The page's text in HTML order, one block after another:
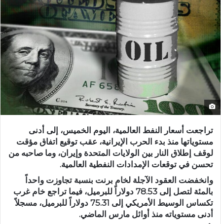
تراجعت أسعار النفط العالمية، اليوم الخميس، إلى أدنى
مستوياتها منذ بدء الحرب الإيرانية، عقب توقيع اتفاق مؤقت
لوقف إطلاق النار بين الولايات المتحدة وإيران، وما صاحبه من
تحسن في توقعات الإمدادات النفطية العالمية.
وانخفضت العقود الآجلة لخام برنت بنسبة تجاوزت واحداً
بالمئة لتصل إلى 78.53 دولاراً للبرميل، فيما تراجع خام غرب
تكساس الوسيط الأمريكي إلى 75.31 دولاراً للبرميل، مسجلاً
أدنى مستوياته منذ أوائل مارس الماضي.